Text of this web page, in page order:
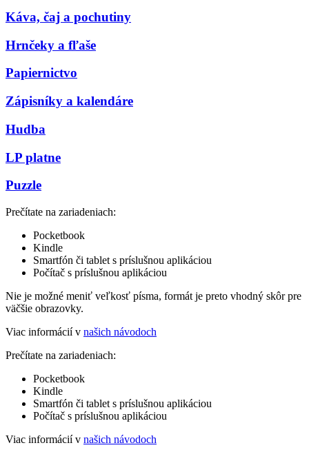
Káva, čaj a pochutiny
Hrnčeky a fľaše
Papiernictvo
Zápisníky a kalendáre
Hudba
LP platne
Puzzle
Prečítate na zariadeniach:
Pocketbook
Kindle
Smartfón či tablet s príslušnou aplikáciou
Počítač s príslušnou aplikáciou
Nie je možné meniť veľkosť písma, formát je preto vhodný skôr pre
väčšie obrazovky.
Viac informácií v našich návodoch
Prečítate na zariadeniach:
Pocketbook
Kindle
Smartfón či tablet s príslušnou aplikáciou
Počítač s príslušnou aplikáciou
Viac informácií v našich návodoch